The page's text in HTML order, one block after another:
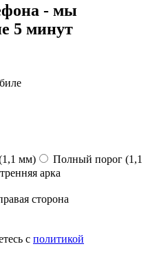
- мы
5 минут
мм)
Полный порог (1,1
арка
сторона
с политикой